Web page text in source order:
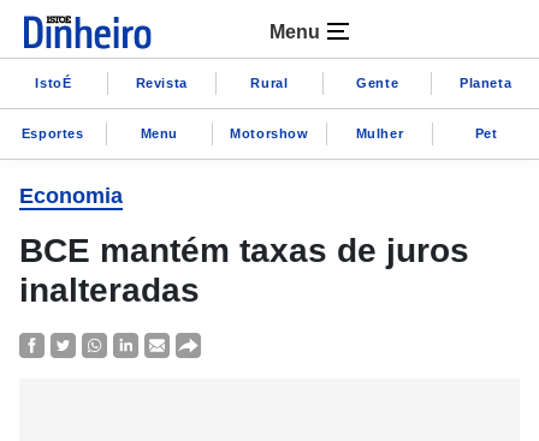
Menu
IstoÉ Revista Rural Gente Planeta
Esportes Menu Motorshow Mulher Pet
Economia
BCE mantém taxas de juros
inalteradas